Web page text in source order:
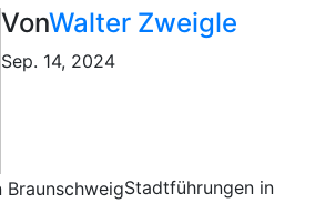
VonWalter Zweigle
Sep. 14, 2024
Stadtführungen in